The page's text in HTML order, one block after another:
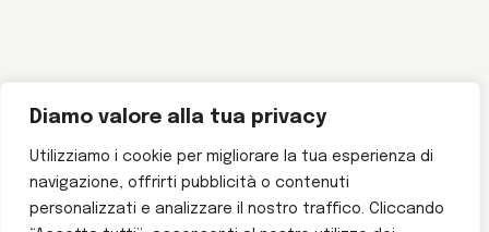
Diamo valore alla tua privacy
Utilizziamo i cookie per migliorare la tua esperienza di
navigazione, offrirti pubblicità o contenuti
personalizzati e analizzare il nostro traffico. Cliccando